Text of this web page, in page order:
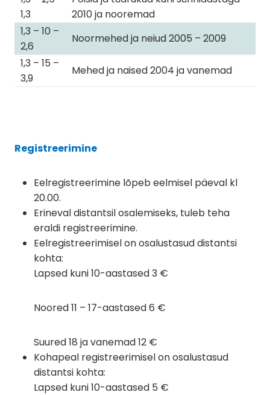
1,3
2010 ja nooremad
1,3 – 10 –
2,6
Noormehed ja neiud 2005 – 2009
1,3 – 15 –
3,9
Mehed ja naised 2004 ja vanemad
Registreerimine
Eelregistreerimine lõpeb eelmisel päeval kl
20.00.
Erineval distantsil osalemiseks, tuleb teha
eraldi registreerimine.
Eelregistreerimisel on osalustasud distantsi
kohta:
Lapsed kuni 10-aastased 3 €
Noored 11 – 17-aastased 6 €
Suured 18 ja vanemad 12 €
Kohapeal registreerimisel on osalustasud
distantsi kohta:
Lapsed kuni 10-aastased 5 €